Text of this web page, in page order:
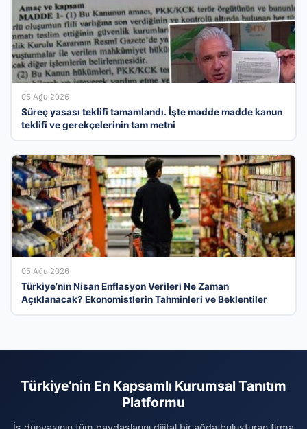
06 Ağu 2026
Süreç yasası teklifi tamamlandı. İşte madde madde kanun
teklifi ve gerekçelerinin tam metni
05 Ağu 2026
Türkiye’nin Nisan Enflasyon Verileri Ne Zaman
Açıklanacak? Ekonomistlerin Tahminleri ve Beklentiler
Türkiye’nin En Kapsamlı Kurumsal Tanıtım
Platformu